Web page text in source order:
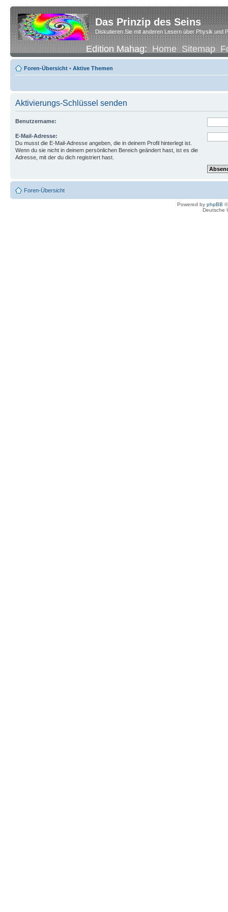
Das Prinzip des Seins
Diskutieren Sie mit anderen Lesern über Physik und
Edition Mahag:Home Sitemap
Foren-Übersicht • Aktive Themen
Aktivierungs-Schlüssel senden
Benutzername:
E-Mail-Adresse:
Du musst die E-Mail-Adresse angeben, die in deinem Profil hinterlegt ist.
Wenn du sie nicht in deinem persönlichen Bereich geändert hast, ist es die
Adresse, mit der du dich registriert hast.
Foren-Übersicht
Powered by phpBB
Deutsche